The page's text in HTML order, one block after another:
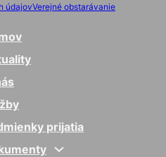
údajovVerejné obstarávanie
prijatia